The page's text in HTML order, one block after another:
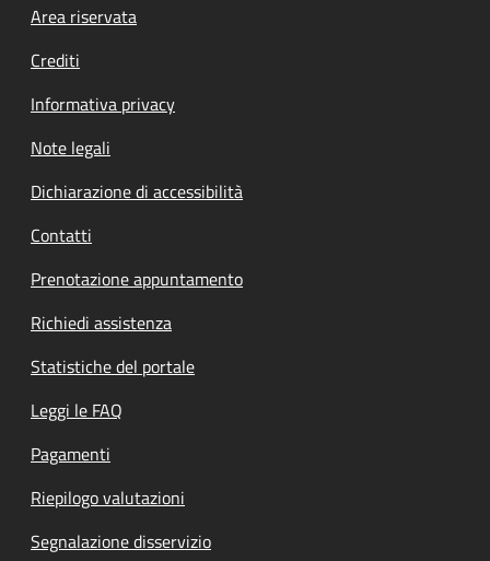
Footer menu
Area riservata
Crediti
Informativa privacy
Note legali
Dichiarazione di accessibilità
Contatti
Prenotazione appuntamento
Richiedi assistenza
Statistiche del portale
Leggi le FAQ
Pagamenti
Riepilogo valutazioni
Segnalazione disservizio